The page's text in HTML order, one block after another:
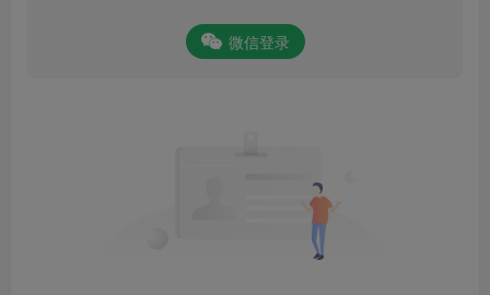
微信登录